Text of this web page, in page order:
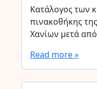
Κατάλογος των
πινακοθήκης
Χανίων μετά
Read more »